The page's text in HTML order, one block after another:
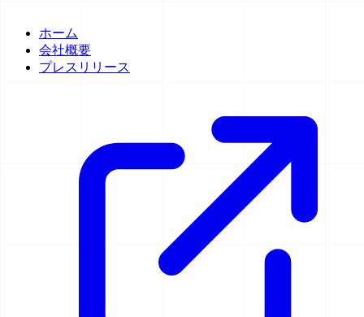
ホーム
会社概要
プレスリリース